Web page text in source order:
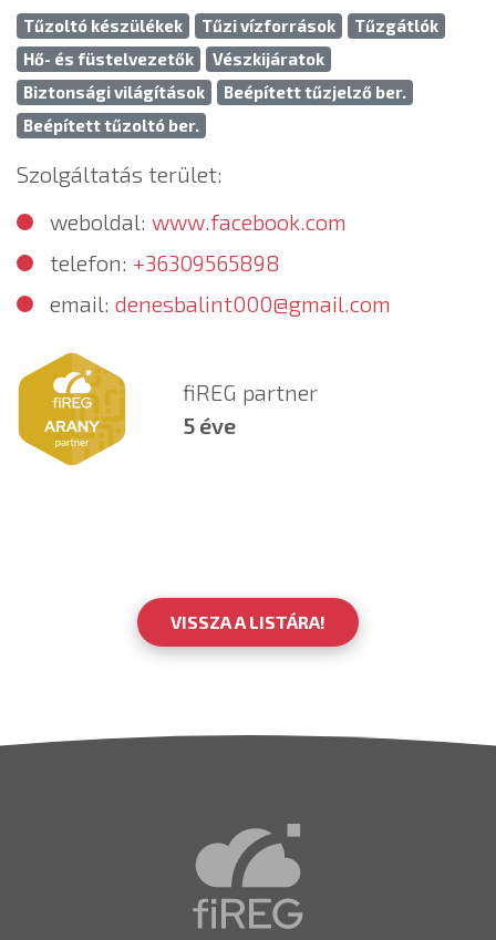
Tűzoltó készülékek Tűzi vízforrások
Tűzgátlók
Hő- és füstelvezetők
Vészkijáratok
Biztonsági világítások
Beépített tűzjelző ber.
Beépített tűzoltó ber.
Szolgáltatás terület:
weboldal: www.facebook.com
telefon: +36309565898
email: denesbalint000@gmail.com
fiREG partner
5 éve
VISSZA A LISTÁRA!